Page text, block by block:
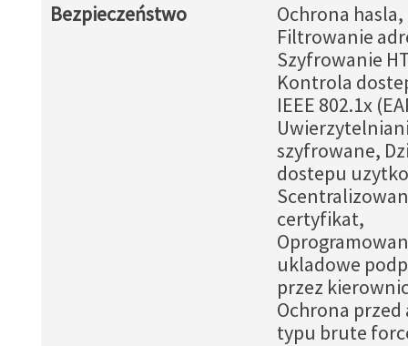
Bezpieczeństwo
Ochrona hasla,
Filtrowanie
Szyfrowanie
Kontrola
IEEE 802.1x
szyfrowane,
dostepu
certyfikat,
ukladowe
przez
Ochrona
typu brute